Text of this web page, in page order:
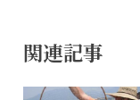
関連記事